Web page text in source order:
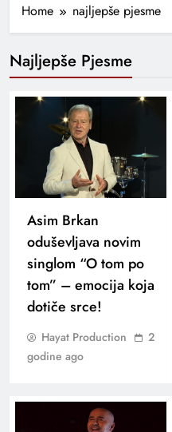
Home najljepše pjesme
Najljepše Pjesme
Asim Brkan
oduševljava novim
singlom “O tom po
tom” – emocija koja
dotiče srce!
Hayat Production
2
godine ago